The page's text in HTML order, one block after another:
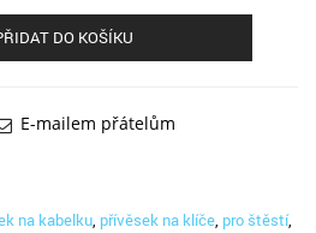
DO KOŠÍKU
E-mailem přátelům
na kabelku, přívěsek na klíče, pro štěstí,